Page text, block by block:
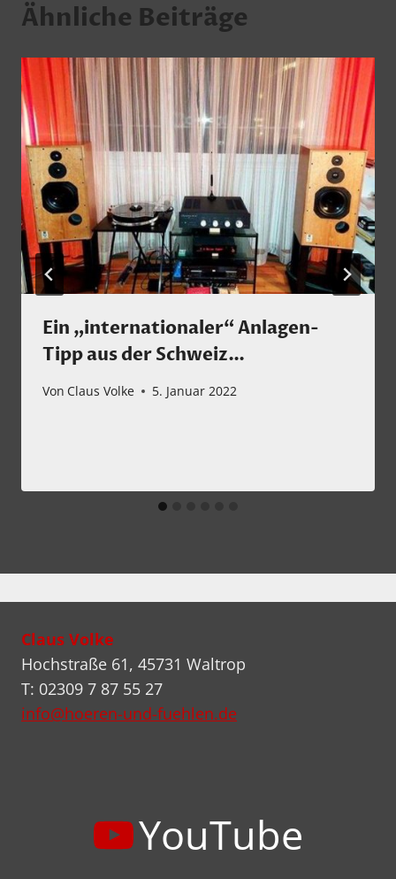
Ähnliche Beiträge
Ein „internationaler“ Anlagen-
Tipp aus der Schweiz…
Von Claus Volke 5. Januar 2022
Claus Volke
Hochstraße 61, 45731 Waltrop
T: 02309 7 87 55 27
info@hoeren-und-fuehlen.de
YouTube